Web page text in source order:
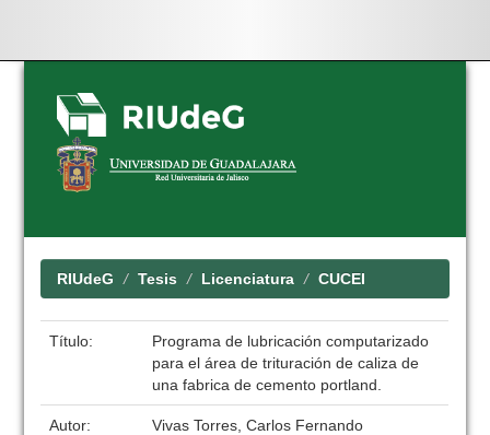
Skip
navigation
RIUdeG Tesis Licenciatura CUCEI
Título:
Programa de lubricación computarizado
para el área de trituración de caliza de
una fabrica de cemento portland.
Autor: Vivas Torres, Carlos Fernando